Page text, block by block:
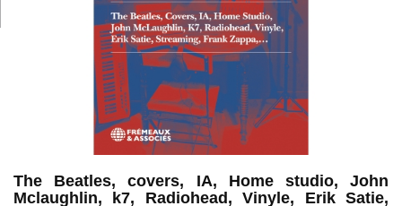
The Beatles, covers, IA, Home studio, John
Mclaughlin, k7, Radiohead, Vinyle, Erik Satie,